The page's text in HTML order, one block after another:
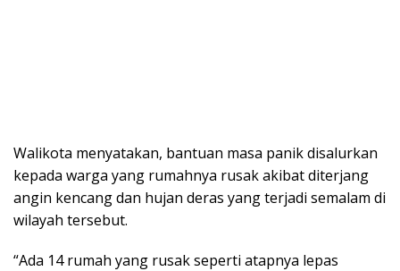
Walikota menyatakan, bantuan masa panik disalurkan
kepada warga yang rumahnya rusak akibat diterjang
angin kencang dan hujan deras yang terjadi semalam di
wilayah tersebut.
“Ada 14 rumah yang rusak seperti atapnya lepas